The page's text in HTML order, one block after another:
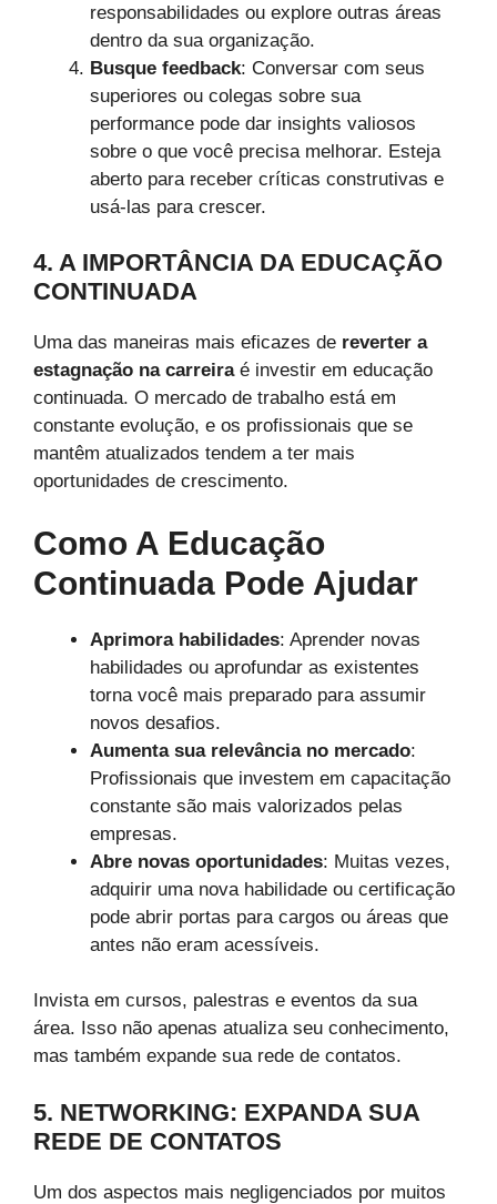
responsabilidades ou explore outras áreas
dentro da sua organização.
Busque feedback: Conversar com seus
superiores ou colegas sobre sua
performance pode dar insights valiosos
sobre o que você precisa melhorar. Esteja
aberto para receber críticas construtivas e
usá-las para crescer.
4. A IMPORTÂNCIA DA EDUCAÇÃO
CONTINUADA
Uma das maneiras mais eficazes de reverter a
estagnação na carreiraé investir em educação
continuada. O mercado de trabalho está em
constante evolução, e os profissionais que se
mantêm atualizados tendem a ter mais
oportunidades de crescimento.
Como A Educação
Continuada Pode Ajudar
Aprimora habilidades: Aprender novas
habilidades ou aprofundar as existentes
torna você mais preparado para assumir
novos desafios.
Aumenta sua relevância no mercado:
Profissionais que investem em capacitação
constante são mais valorizados pelas
empresas.
Abre novas oportunidades: Muitas vezes,
adquirir uma nova habilidade ou certificação
pode abrir portas para cargos ou áreas que
antes não eram acessíveis.
Invista em cursos, palestras e eventos da sua
área. Isso não apenas atualiza seu conhecimento,
mas também expande sua rede de contatos.
5. NETWORKING: EXPANDA SUA
REDE DE CONTATOS
Um dos aspectos mais negligenciados por muitos